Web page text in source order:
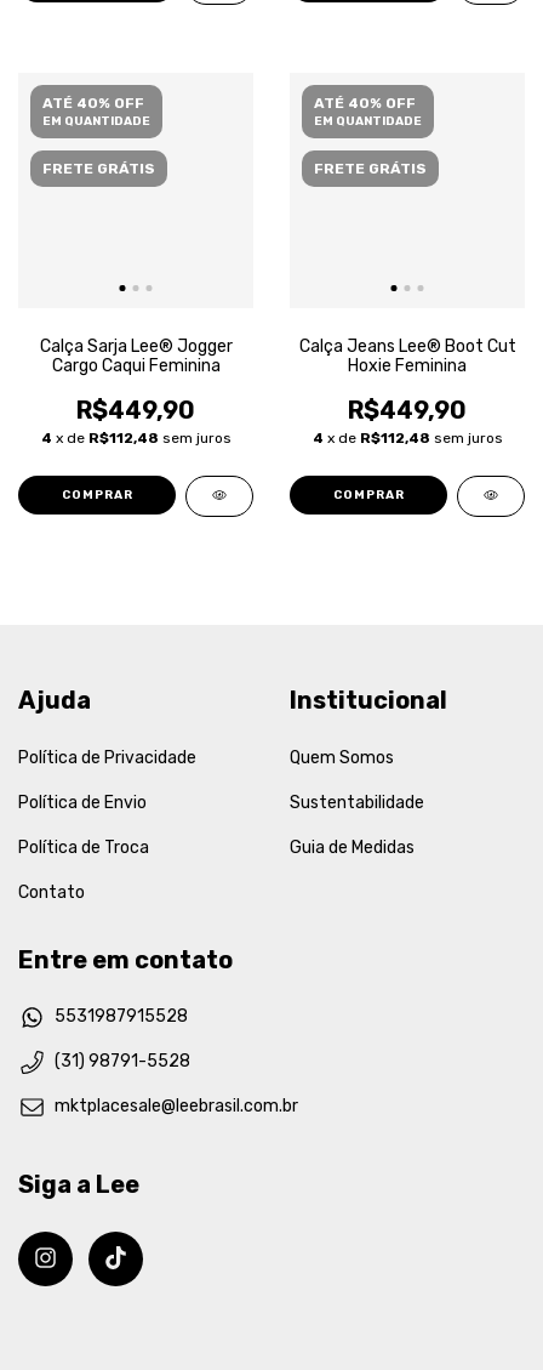
ATÉ 40% OFF
EM QUANTIDADE
FRETE GRÁTIS
Calça Sarja Lee® Jogger
Cargo Caqui Feminina
R$449,90
4 x de R$112,48 sem juros
COMPRAR
ATÉ 40% OFF
EM QUANTIDADE
FRETE GRÁTIS
Calça Jeans Lee® Boot Cut
Hoxie Feminina
R$449,90
4 x de R$112,48 sem juros
COMPRAR
Ajuda
Política de Privacidade
Política de Envio
Política de Troca
Contato
Institucional
Quem Somos
Sustentabilidade
Guia de Medidas
Entre em contato
5531987915528
(31) 98791-5528
mktplacesale@leebrasil.com.br
Siga a Lee